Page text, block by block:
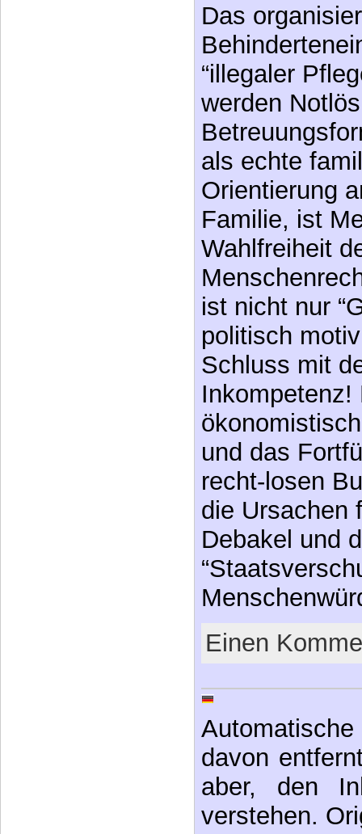
Das
“illegaler
werden
als echte
Orientierung
Familie, ist
Wahlfreiheit
ist nicht nur
politisch
Schluss mit
Inkompetenz!
und das
recht-losen
die Ursachen
Debakel und
Einen
davon
aber, den
verstehen.